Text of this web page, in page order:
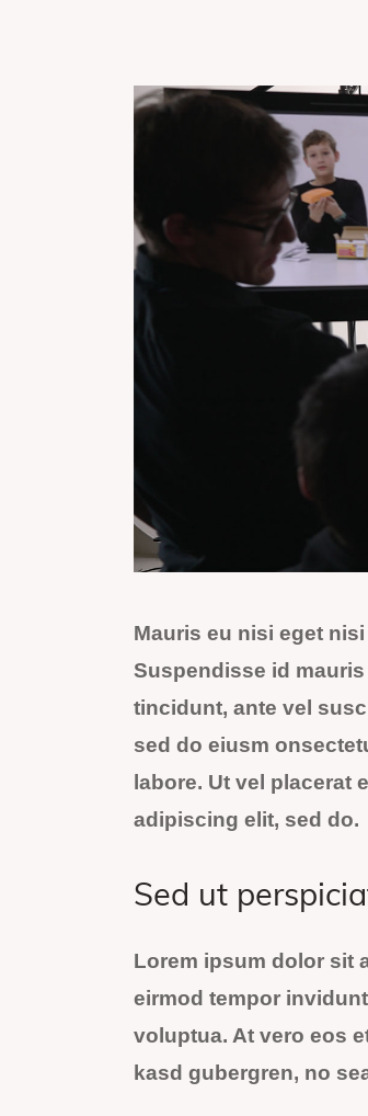
Mauris eu nisi eget
Suspendisse id
tincidunt, ante vel
sed do eiusm
labore. Ut vel placerat
adipiscing elit, sed do.
Sed ut
Lorem ipsum dolor sit
eirmod tempor
voluptua. At vero eos
kasd gubergren, no